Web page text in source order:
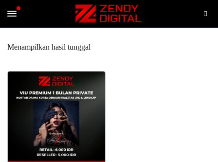
Menampilkan hasil tunggal